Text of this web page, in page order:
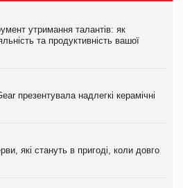
утримання талантів: як
та продуктивність вашої
презентувала надлегкі керамічні
які стануть в пригоді, коли довго